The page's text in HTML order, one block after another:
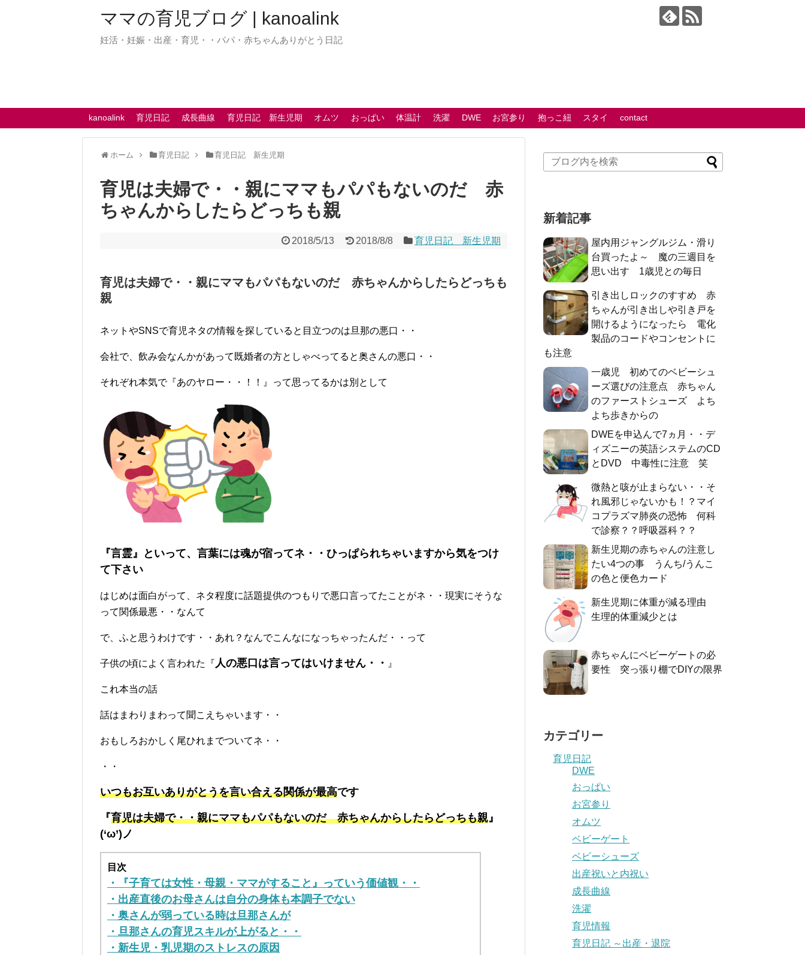
ママの育児ブログ | kanoalink
妊活・妊娠・出産・育児・・パパ・赤ちゃんありがとう日記
kanoalink 育児日記 成長曲線 育児日記 新生児期 オムツ おっぱい 体温計 洗濯 DWE お宮参り 抱っこ紐 スタイ contact
ホーム 育児日記 育児日記 新生児期
育児は夫婦で・・親にママもパパもないのだ 赤
ちゃんからしたらどっちも親
2018/5/13 2018/8/8 育児日記 新生児期
育児は夫婦で・・親にママもパパもないのだ 赤ちゃんからしたらどっちも
親
ネットやSNSで育児ネタの情報を探していると目立つのは旦那の悪口・・
会社で、飲み会なんかがあって既婚者の方としゃべってると奥さんの悪口・・
それぞれ本気で『あのヤロー・・！！』って思ってるかは別として
『言霊』といって、言葉には魂が宿ってネ・・ひっぱられちゃいますから気をつけ
て下さい
はじめは面白がって、ネタ程度に話題提供のつもりで悪口言ってたことがネ・・現実にそうな
って関係最悪・・なんて
で、ふと思うわけです・・あれ？なんでこんなになっちゃったんだ・・って
子供の頃によく言われた『人の悪口は言ってはいけません・・ 』
これ本当の話
話はまわりまわって聞こえちゃいます・・
おもしろおかしく尾ひれまでついてネ・・
・・
いつもお互いありがとうを言い合える関係が最高です
『育児は夫婦で・・親にママもパパもないのだ 赤ちゃんからしたらどっちも親』
(‘ω’)ノ
目次
・『子育ては女性・母親・ママがすること』っていう価値観・・
・出産直後のお母さんは自分の身体も本調子でない
・奥さんが弱っている時は旦那さんが
・旦那さんの育児スキルが上がると・・
・新生児・乳児期のストレスの原因
新着記事
屋内用ジャングルジム・滑り
台買ったよ～ 魔の三週目を
思い出す 1歳児との毎日
引き出しロックのすすめ 赤
ちゃんが引き出しや引き戸を
開けるようになったら 電化
製品のコードやコンセントに
も注意
一歳児 初めてのベビーシュ
ーズ選びの注意点 赤ちゃん
のファーストシューズ よち
よち歩きからの
DWEを申込んで7ヵ月・・デ
ィズニーの英語システムのCD
とDVD 中毒性に注意 笑
微熱と咳が止まらない・・そ
れ風邪じゃないかも！？マイ
コプラズマ肺炎の恐怖 何科
で診察？？呼吸器科？？
新生児期の赤ちゃんの注意し
たい4つの事 うんち/うんこ
の色と便色カード
新生児期に体重が減る理由
生理的体重減少とは
赤ちゃんにベビーゲートの必
要性 突っ張り棚でDIYの限界
カテゴリー
育児日記
DWE
おっぱい
お宮参り
オムツ
ベビーゲート
ベビーシューズ
出産祝いと内祝い
成長曲線
洗濯
育児情報
育児日記 ～出産・退院